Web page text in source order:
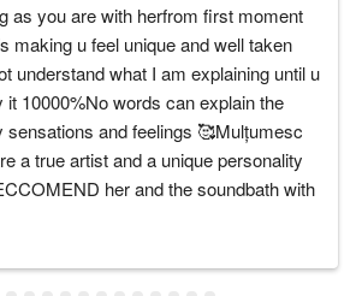
as you are with herfrom first moment
making u feel unique and well taken
understand what I am explaining until u
10000%No words can explain the
sensations and feelings 🥰Mulțumesc
a true artist and a unique personality
her and the soundbath with